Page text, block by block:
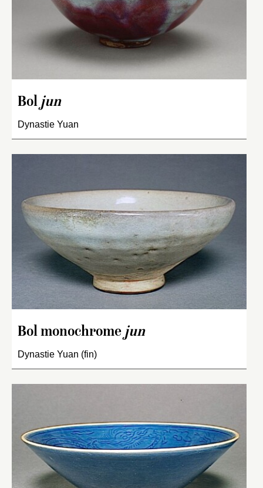
Bol jun
Dynastie Yuan
Bol monochrome jun
Dynastie Yuan (fin)